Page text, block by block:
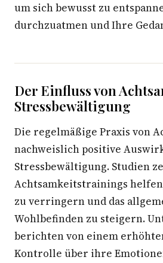
um sich bewusst zu
durchzuatmen und Ihre
Der Einfluss von
Stressbewältigung
Die regelmäßige Praxis von
nachweislich positive
Stressbewältigung. Studien
Achtsamkeitstrainings
zu verringern und das
Wohlbefinden zu steigern.
berichten von einem
Kontrolle über ihre